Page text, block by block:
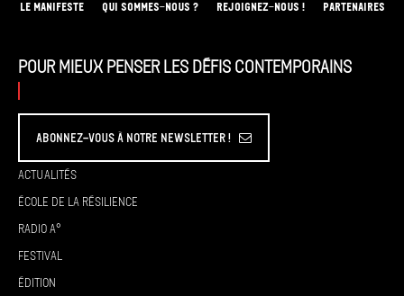
LE MANIFESTE QUI SOMMES-NOUS ? REJOIGNEZ-NOUS ! PARTENAIRES
Pour mieux penser les défis contemporains
Abonnez-vous à Notre Newsletter !
Actualités
École de la résilience
Radio A°
Festival
Édition